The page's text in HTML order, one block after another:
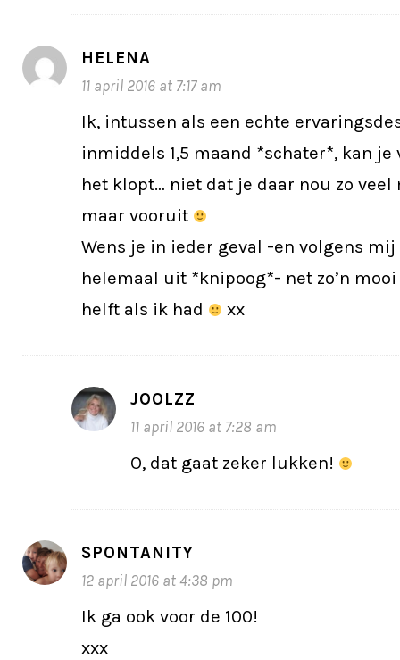
HELENA
11 april 2016 at 7:17 am
Ik, intussen als een echte
inmiddels 1,5 maand *schater*, kan je
het klopt… niet dat je daar nou zo veel
maar vooruit
Wens je in ieder geval -en volgens
helemaal uit *knipoog*- net zo’n
helft als ik had
xx
JOOLZZ
11 april 2016 at 7:28 am
O, dat gaat zeker lukken!
SPONTANITY
12 april 2016 at 4:38 pm
Ik ga ook voor de 100!
xxx